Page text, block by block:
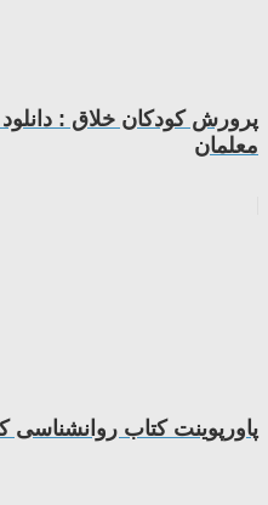
پرورش کودکان خلاق : دانلود
معلمان
پاورپوینت کتاب